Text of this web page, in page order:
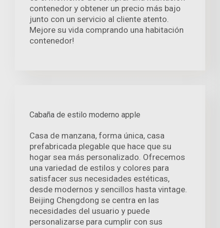
contenedor y obtener un precio más bajo
junto con un servicio al cliente atento.
Mejore su vida comprando una habitación
contenedor!
Cabaña de estilo moderno apple
Casa de manzana, forma única, casa
prefabricada plegable que hace que su
hogar sea más personalizado. Ofrecemos
una variedad de estilos y colores para
satisfacer sus necesidades estéticas,
desde modernos y sencillos hasta vintage.
Beijing Chengdong se centra en las
necesidades del usuario y puede
personalizarse para cumplir con sus